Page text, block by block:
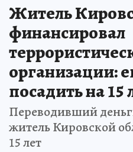
Житель
финансировал
организации:
посадить на 15
Переводивший
житель Кировской
15 лет